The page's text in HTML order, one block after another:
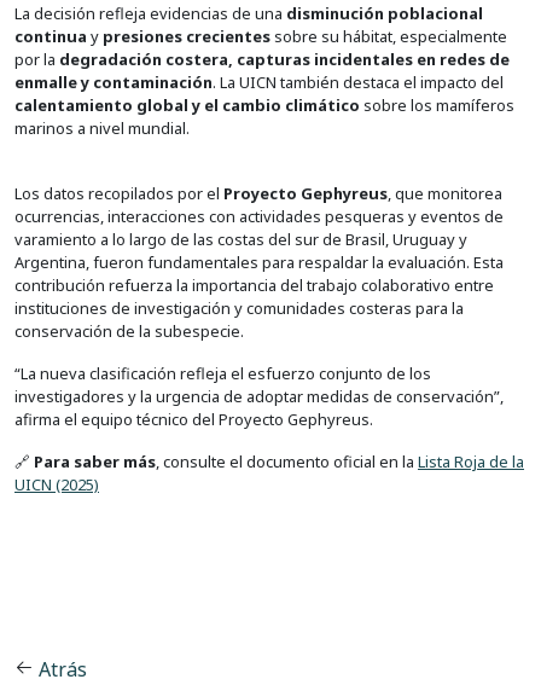
La decisión refleja evidencias de una disminución poblacional
continua y presiones crecientes sobre su hábitat, especialmente
por la degradación costera, capturas incidentales en redes de
enmalle y contaminación. La UICN también destaca el impacto del
calentamiento global y el cambio climático sobre los mamíferos
marinos a nivel mundial.
Los datos recopilados por el Proyecto Gephyreus , que monitorea
ocurrencias, interacciones con actividades pesqueras y eventos de
varamiento a lo largo de las costas del sur de Brasil, Uruguay y
Argentina, fueron fundamentales para respaldar la evaluación. Esta
contribución refuerza la importancia del trabajo colaborativo entre
instituciones de investigación y comunidades costeras para la
conservación de la subespecie.
“La nueva clasificación refleja el esfuerzo conjunto de los
investigadores y la urgencia de adoptar medidas de conservación”,
afirma el equipo técnico del Proyecto Gephyreus.
🔗 Para saber más , consulte el documento oficial en la Lista Roja de la
UICN (2025)
Atrás